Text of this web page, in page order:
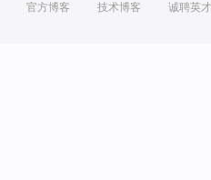
官方博客 技术博客 诚聘英才